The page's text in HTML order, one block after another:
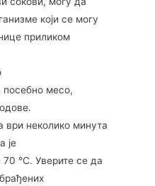
који се могу
приликом
посебно месо,
ври неколико минута
је
°C. Уверите се да